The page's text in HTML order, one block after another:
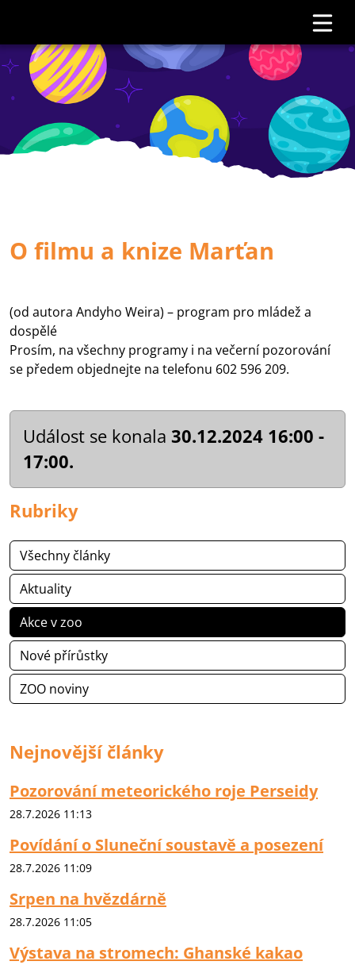
O filmu a knize Marťan
(od autora Andyho Weira) – program pro mládež a
dospělé
Prosím, na všechny programy i na večerní pozorování
se předem objednejte na telefonu 602 596 209.
Událost se konala 30.12.2024 16:00 -
17:00.
Rubriky
Všechny články
Aktuality
Akce v zoo
Nové přírůstky
ZOO noviny
Nejnovější články
Pozorování meteorického roje Perseidy
28.7.2026 11:13
Povídání o Sluneční soustavě a posezení
28.7.2026 11:09
Srpen na hvězdárně
28.7.2026 11:05
Výstava na stromech: Ghanské kakao